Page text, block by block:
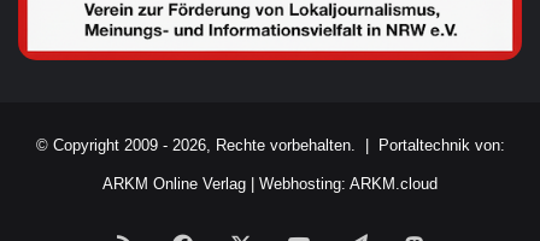
© Copyright 2009 - 2026, Rechte vorbehalten. | Portaltechnik von:
ARKM Online Verlag Webhosting: ARKM.cloud